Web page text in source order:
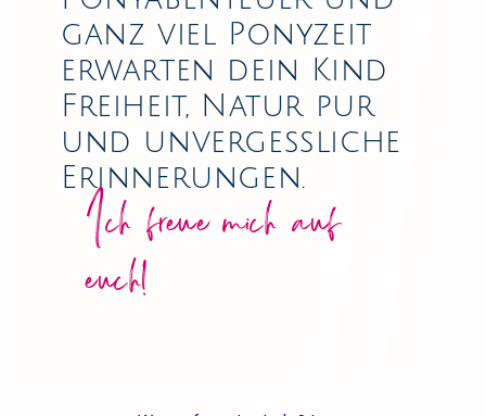
ganz viel Ponyzeit
erwarten dein Kind
Freiheit, Natur pur
und unvergessliche
Erinnerungen.
Ich freue mich auf
euch!